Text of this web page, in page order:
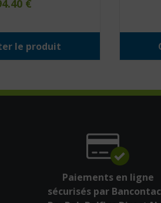
€
le produit
Paiements en ligne
sécurisés par